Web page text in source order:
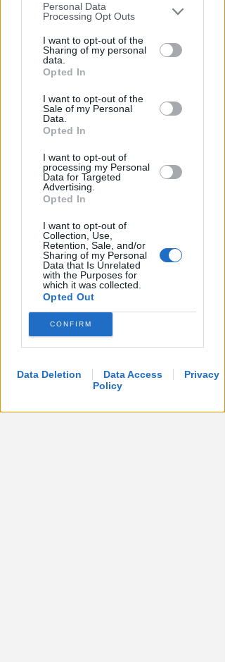
You may separately opt-out of the further
disclosure of your personal information
by third parties on the IAB’s list of
downstream participants.
by us to third parties on the IAB’s List of
Downstream Participants that may
further disclose it to other third parties.
Personal Data
Processing Opt Outs
I want to opt-out of the
Sharing of my personal
data.
Opted In
I want to opt-out of the
Sale of my Personal
Data.
Opted In
I want to opt-out of
processing my Personal
Data for Targeted
Advertising.
Opted In
I want to opt-out of
Collection, Use,
Retention, Sale, and/or
Sharing of my Personal
Data that Is Unrelated
with the Purposes for
which it was collected.
Opted Out
CONFIRM
Data Deletion Data Access
Privacy
Policy
Redazione
GESTIONE DIRETTA DEL COMUNE
Riapre il parcheggio del Grand
disposizione
Redazione